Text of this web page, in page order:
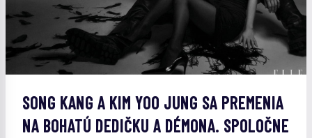
SONG KANG A KIM YOO JUNG SA PREMENIA
NA BOHATÚ DEDIČKU A DÉMONA. SPOLOČNE